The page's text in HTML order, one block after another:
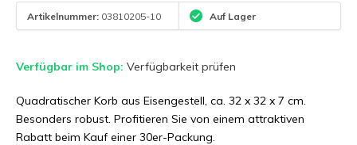
Artikelnummer: 03810205-10 Auf Lager
Verfügbar im Shop: Verfügbarkeit prüfen
Quadratischer Korb aus Eisengestell, ca. 32 x 32 x 7 cm.
Besonders robust. Profitieren Sie von einem attraktiven
Rabatt beim Kauf einer 30er-Packung.